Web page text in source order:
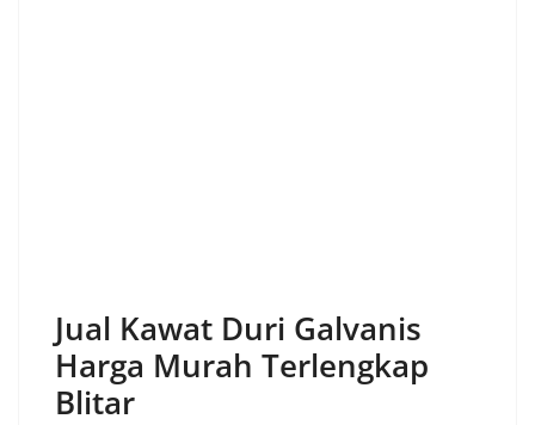
Jual Kawat Duri Galvanis
Harga Murah Terlengkap
Blitar